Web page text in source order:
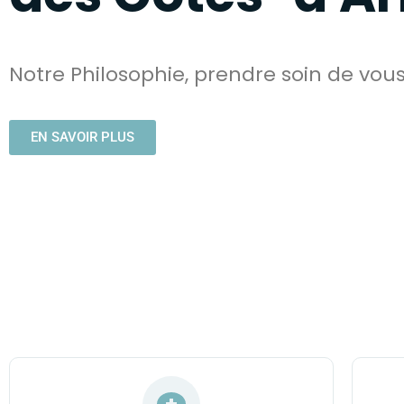
Notre Philosophie, prendre soin de
EN SAVOIR PLUS